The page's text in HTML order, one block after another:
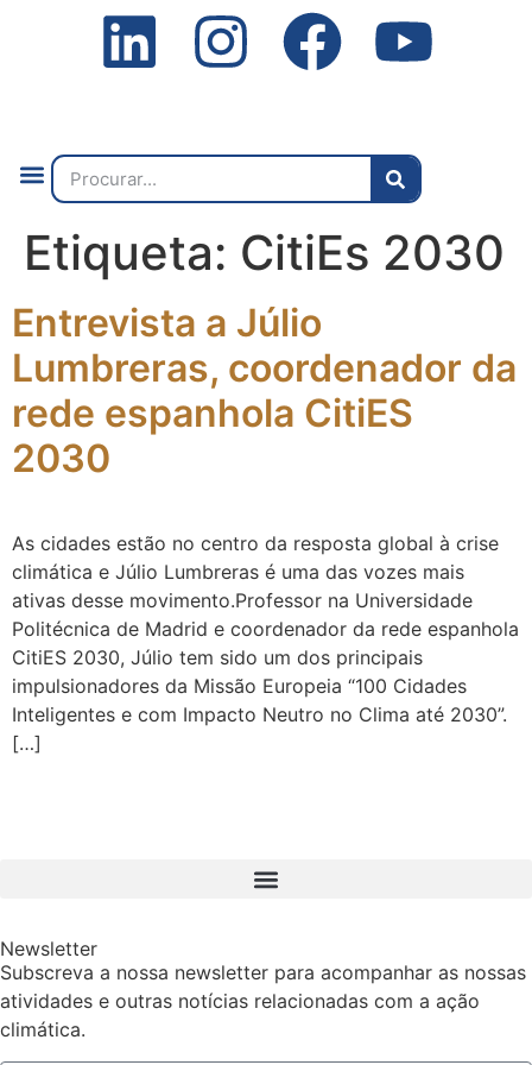
Etiqueta: CitiEs 2030
Entrevista a Júlio
Lumbreras, coordenador da
rede espanhola CitiES
2030
As cidades estão no centro da resposta global à crise
climática e Júlio Lumbreras é uma das vozes mais
ativas desse movimento.Professor na Universidade
Politécnica de Madrid e coordenador da rede espanhola
CitiES 2030, Júlio tem sido um dos principais
impulsionadores da Missão Europeia “100 Cidades
Inteligentes e com Impacto Neutro no Clima até 2030”.
[…]
Newsletter
Subscreva a nossa newsletter para acompanhar as nossas
atividades e outras notícias relacionadas com a ação
climática.